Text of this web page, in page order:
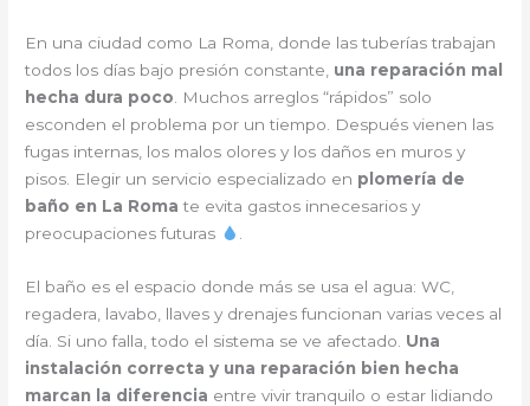
En una ciudad como La Roma, donde las tuberías trabajan
todos los días bajo presión constante, una reparación mal
hecha dura poco . Muchos arreglos “rápidos” solo
esconden el problema por un tiempo. Después vienen las
fugas internas, los malos olores y los daños en muros y
pisos. Elegir un servicio especializado en plomería de
baño en La Roma te evita gastos innecesarios y
preocupaciones futuras
El baño es el espacio donde más se usa el agua: WC,
regadera, lavabo, llaves y drenajes funcionan varias veces al
día. Si uno falla, todo el sistema se ve afectado. Una
instalación correcta y una reparación bien hecha
marcan la diferencia entre vivir tranquilo o estar lidiando